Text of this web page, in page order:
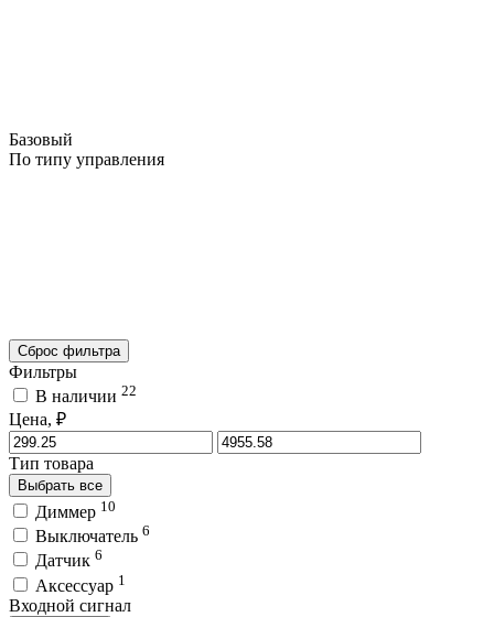
Базовый
По типу управления
Сброс фильтра
Фильтры
В наличии 22
Цена, ₽
Тип товара
Выбрать все
Диммер 10
Выключатель 6
Датчик 6
Аксессуар 1
Входной сигнал